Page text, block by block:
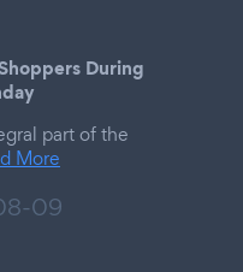
During
part of the
More
09